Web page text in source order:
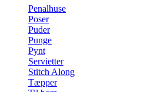
Penalhuse
Poser
Puder
Punge
Pynt
Servietter
Stitch Along
Tæpper